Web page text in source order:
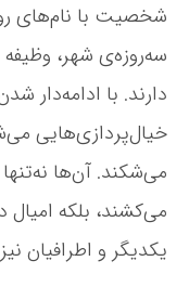
شخصیت با نام‌های
سه‌روزه‌ی شهر، وظیفه
دارند. با ادامه‌دار
خیال‌پردازی‌هایی
می‌شکند. آن‌ها
می‌کشند، بلکه امیال
یکدیگر و اطرافیان